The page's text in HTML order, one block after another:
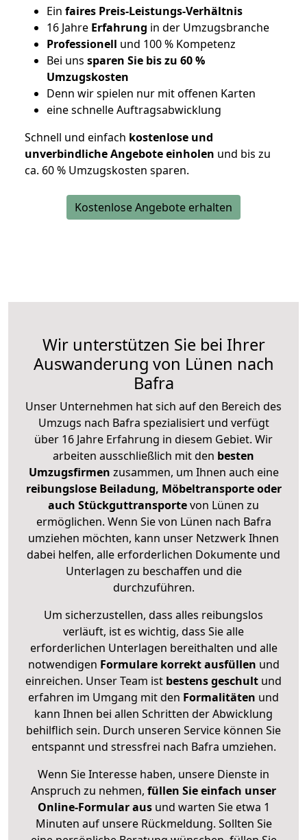
Ein faires Preis-Leistungs-Verhältnis
16 Jahre Erfahrung in der Umzugsbranche
Professionell und 100 % Kompetenz
Bei uns sparen Sie bis zu 60 %
Umzugskosten
Denn wir spielen nur mit offenen Karten
eine schnelle Auftragsabwicklung
Schnell und einfach kostenlose und
unverbindliche Angebote einholen und bis zu
ca. 60 % Umzugskosten sparen.
Kostenlose Angebote erhalten
Wir unterstützen Sie bei Ihrer
Auswanderung von Lünen nach
Bafra
Unser Unternehmen hat sich auf den Bereich des
Umzugs nach Bafra spezialisiert und verfügt
über 16 Jahre Erfahrung in diesem Gebiet. Wir
arbeiten ausschließlich mit den besten
Umzugsfirmen zusammen, um Ihnen auch eine
reibungslose Beiladung, Möbeltransporte oder
auch Stückguttransportevon Lünen zu
ermöglichen. Wenn Sie von Lünen nach Bafra
umziehen möchten, kann unser Netzwerk Ihnen
dabei helfen, alle erforderlichen Dokumente und
Unterlagen zu beschaffen und die
durchzuführen.
Um sicherzustellen, dass alles reibungslos
verläuft, ist es wichtig, dass Sie alle
erforderlichen Unterlagen bereithalten und alle
notwendigen Formulare korrekt ausfüllen und
einreichen. Unser Team ist bestens geschult und
erfahren im Umgang mit den Formalitäten und
kann Ihnen bei allen Schritten der Abwicklung
behilflich sein. Durch unseren Service können Sie
entspannt und stressfrei nach Bafra umziehen.
Wenn Sie Interesse haben, unsere Dienste in
Anspruch zu nehmen, füllen Sie einfach unser
Online-Formular ausund warten Sie etwa 1
Minuten auf unsere Rückmeldung. Sollten Sie